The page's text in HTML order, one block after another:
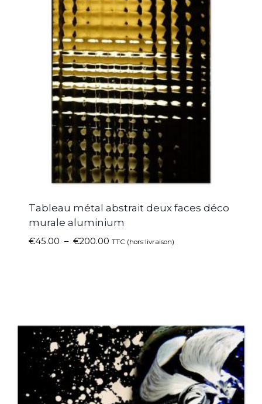
Tableau métal abstrait deux faces déco
murale aluminium
€45.00 – €200.00 TTC (hors livraison)